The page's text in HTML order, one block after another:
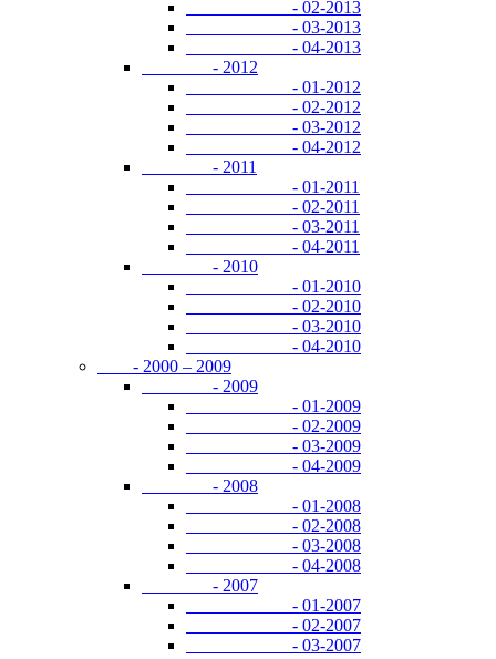
- 02-2013
- 03-2013
- 04-2013
- 2012
- 01-2012
- 02-2012
- 03-2012
- 04-2012
- 2011
- 01-2011
- 02-2011
- 03-2011
- 04-2011
- 2010
- 01-2010
- 02-2010
- 03-2010
- 04-2010
- 2000 – 2009
- 2009
- 01-2009
- 02-2009
- 03-2009
- 04-2009
- 2008
- 01-2008
- 02-2008
- 03-2008
- 04-2008
- 2007
- 01-2007
- 02-2007
- 03-2007